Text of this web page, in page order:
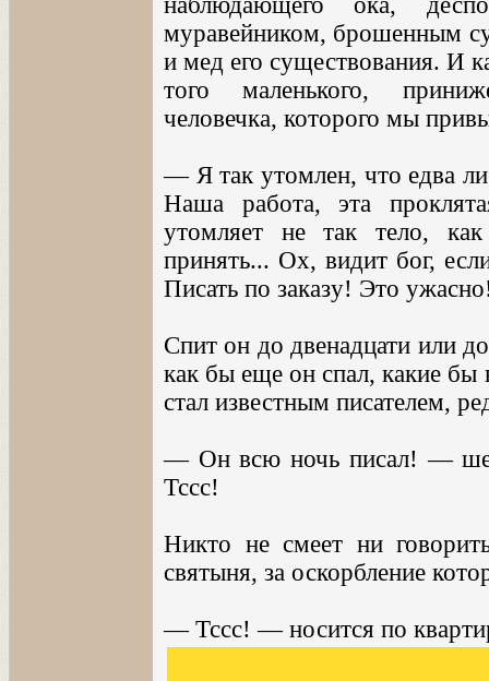
муравейником, брошенным
и мед его существования. И
того маленького,
человечка, которого мы
— Я так утомлен, что едва
Наша работа, эта
утомляет не так тело,
принять... Ох, видит бог,
Писать по заказу! Это
Спит он до двенадцати или
как бы еще он спал, какие бы
стал известным писателем,
— Он всю ночь писал! —
Тссс!
Никто не смеет ни
святыня, за оскорбление
— Тссс! — носится по